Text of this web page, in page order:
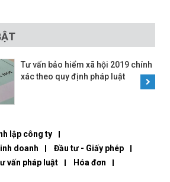
Tư vấn bảo hiểm xã hội 2019 chính
xác theo quy định pháp luật
lập công ty
doanh
Đầu tư - Giấy phép
vấn pháp luật
Hóa đơn